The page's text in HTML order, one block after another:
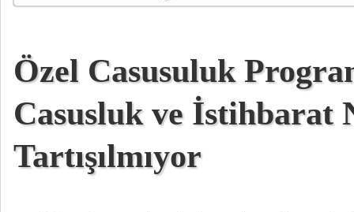
Özel Casusuluk
Casusluk ve İstihbarat
Tartışılmıyor